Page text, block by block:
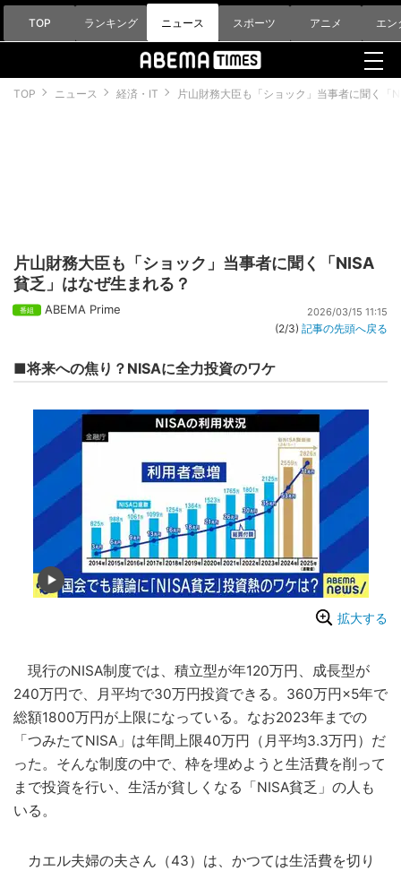
TOP ランキング ニュース スポーツ アニメ エン
TOP ニュース 経済・IT 片山財務大臣も「ショック」当事者に聞く「
片山財務大臣も「ショック」当事者に聞く「NISA
貧乏」はなぜ生まれる？
ABEMA Prime 2026/03/15 11:15
(2/3) 記事の先頭へ戻る
■将来への焦り？NISAに全力投資のワケ
拡大する
現行のNISA制度では、積立型が年120万円、成長型が
240万円で、月平均で30万円投資できる。360万円×5年で
総額1800万円が上限になっている。なお2023年までの
「つみたてNISA」は年間上限40万円（月平均3.3万円）だ
った。そんな制度の中で、枠を埋めようと生活費を削って
まで投資を行い、生活が貧しくなる「NISA貧乏」の人も
いる。
カエル夫婦の夫さん（43）は、かつては生活費を切り